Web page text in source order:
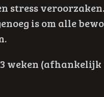
stress
is om alle
weken (afhankelijk